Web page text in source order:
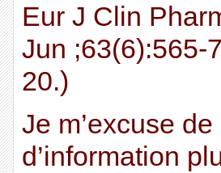
Eur J Clin
Jun ;63(6):565-
20.)
Je m’excuse
d’information